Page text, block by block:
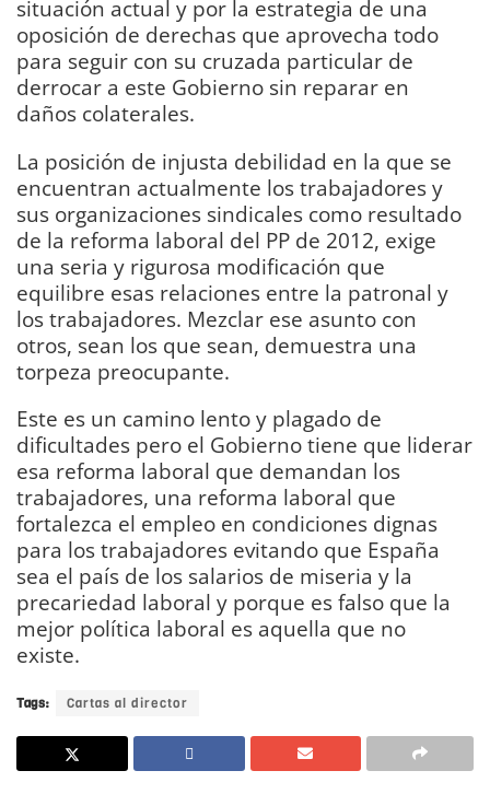
situación actual y por la estrategia de una
oposición de derechas que aprovecha todo
para seguir con su cruzada particular de
derrocar a este Gobierno sin reparar en
daños colaterales.
La posición de injusta debilidad en la que se
encuentran actualmente los trabajadores y
sus organizaciones sindicales como resultado
de la reforma laboral del PP de 2012, exige
una seria y rigurosa modificación que
equilibre esas relaciones entre la patronal y
los trabajadores. Mezclar ese asunto con
otros, sean los que sean, demuestra una
torpeza preocupante.
Este es un camino lento y plagado de
dificultades pero el Gobierno tiene que liderar
esa reforma laboral que demandan los
trabajadores, una reforma laboral que
fortalezca el empleo en condiciones dignas
para los trabajadores evitando que España
sea el país de los salarios de miseria y la
precariedad laboral y porque es falso que la
mejor política laboral es aquella que no
existe.
Tags: Cartas al director